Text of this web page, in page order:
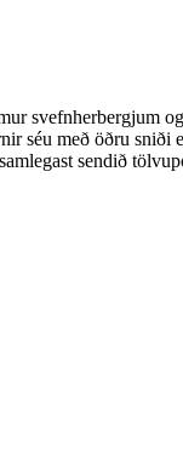
svefnherbergjum
séu með öðru
sendið